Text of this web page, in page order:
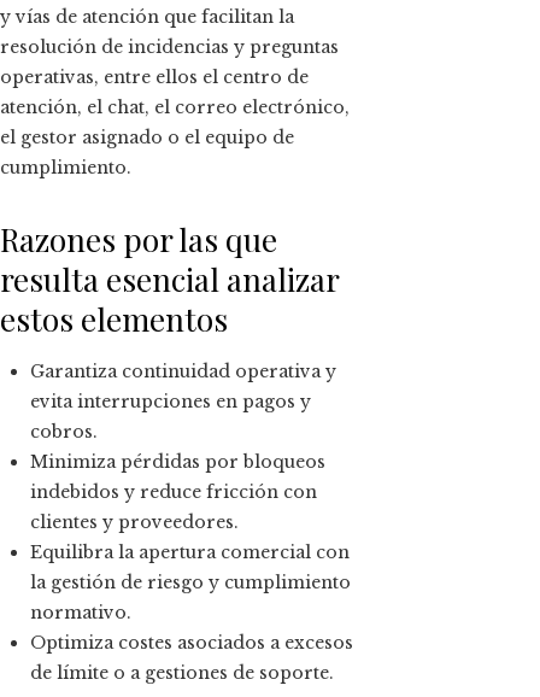
y vías de atención que facilitan la
resolución de incidencias y preguntas
operativas, entre ellos el centro de
atención, el chat, el correo electrónico,
el gestor asignado o el equipo de
cumplimiento.
Razones por las que
resulta esencial analizar
estos elementos
Garantiza continuidad operativa y
evita interrupciones en pagos y
cobros.
Minimiza pérdidas por bloqueos
indebidos y reduce fricción con
clientes y proveedores.
Equilibra la apertura comercial con
la gestión de riesgo y cumplimiento
normativo.
Optimiza costes asociados a excesos
de límite o a gestiones de soporte.